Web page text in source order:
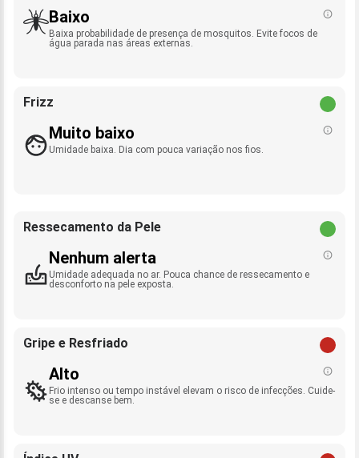
Baixo
Baixa probabilidade de presença de mosquitos. Evite focos de
água parada nas áreas externas.
Frizz
Muito baixo
Umidade baixa. Dia com pouca variação nos fios.
Ressecamento da Pele
Nenhum alerta
Umidade adequada no ar. Pouca chance de ressecamento e
desconforto na pele exposta.
Gripe e Resfriado
Alto
Frio intenso ou tempo instável elevam o risco de infecções. Cuide-
se e descanse bem.